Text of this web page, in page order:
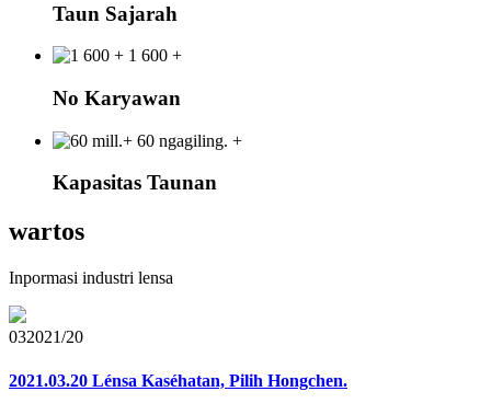
Taun Sajarah
1 600 +
No Karyawan
60 ngagiling. +
Kapasitas Taunan
wartos
Inpormasi industri lensa
032021/20
2021.03.20 Lénsa Kaséhatan, Pilih Hongchen.